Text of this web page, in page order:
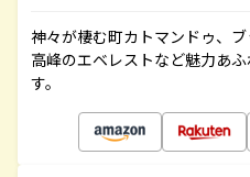
神々が棲む町カトマンドゥ、
高峰のエベレストなど魅力あ
す。